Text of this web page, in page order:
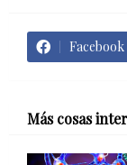
Facebook
Más cosas